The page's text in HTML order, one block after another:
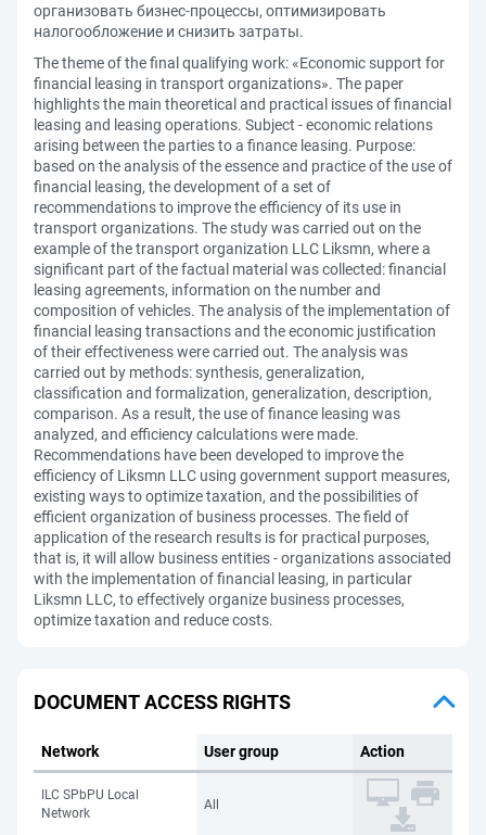
организовать бизнес-процессы, оптимизировать
налогообложение и снизить затраты.
The theme of the final qualifying work: «Economic support for
financial leasing in transport organizations». The paper
highlights the main theoretical and practical issues of financial
leasing and leasing operations. Subject - economic relations
arising between the parties to a finance leasing. Purpose:
based on the analysis of the essence and practice of the use of
financial leasing, the development of a set of
recommendations to improve the efficiency of its use in
transport organizations. The study was carried out on the
example of the transport organization LLC Liksmn, where a
significant part of the factual material was collected: financial
leasing agreements, information on the number and
composition of vehicles. The analysis of the implementation of
financial leasing transactions and the economic justification
of their effectiveness were carried out. The analysis was
carried out by methods: synthesis, generalization,
classification and formalization, generalization, description,
comparison. As a result, the use of finance leasing was
analyzed, and efficiency calculations were made.
Recommendations have been developed to improve the
efficiency of Liksmn LLC using government support measures,
existing ways to optimize taxation, and the possibilities of
efficient organization of business processes. The field of
application of the research results is for practical purposes,
that is, it will allow business entities - organizations associated
with the implementation of financial leasing, in particular
Liksmn LLC, to effectively organize business processes,
optimize taxation and reduce costs.
DOCUMENT ACCESS RIGHTS
Network User group Action
ILC SPbPU Local
Network
All